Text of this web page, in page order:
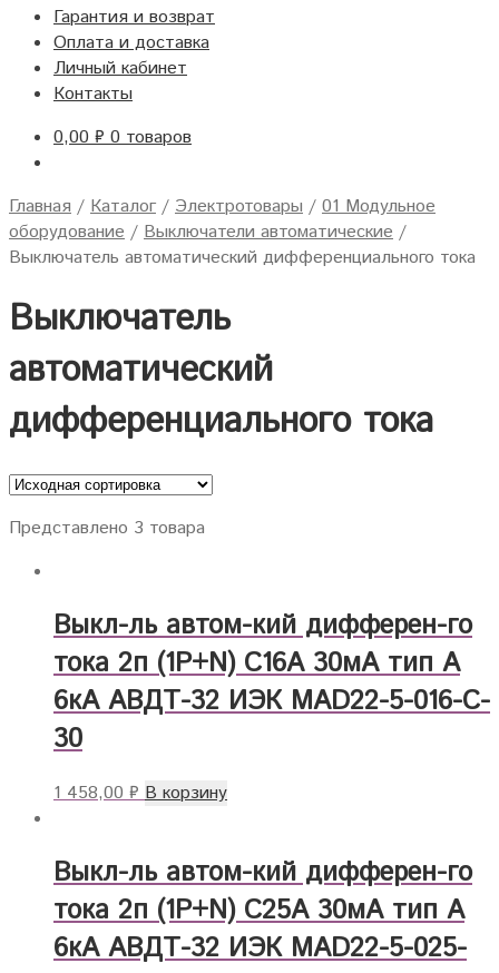
Гарантия и возврат
Оплата и доставка
Личный кабинет
Контакты
0,00₽ 0 товаров
Главная / Каталог / Электротовары / 01 Модульное
оборудование / Выключатели автоматические /
Выключатель автоматический дифференциального тока
Выключатель
автоматический
дифференциального тока
Представлено 3 товара
Выкл-ль автом-кий дифферен-го
тока 2п (1P+N) C16А 30мА тип А
6кА АВДТ-32 ИЭК MAD22-5-016-C-
30
1 458,00₽ В корзину
Выкл-ль автом-кий дифферен-го
тока 2п (1P+N) C25А 30мА тип А
6кА АВДТ-32 ИЭК MAD22-5-025-